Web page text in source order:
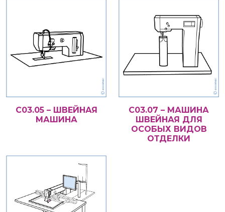
С03.05 – ШВЕЙНАЯ
МАШИНА
С03.07 – МАШИНА
ШВЕЙНАЯ ДЛЯ
ОСОБЫХ ВИДОВ
ОТДЕЛКИ